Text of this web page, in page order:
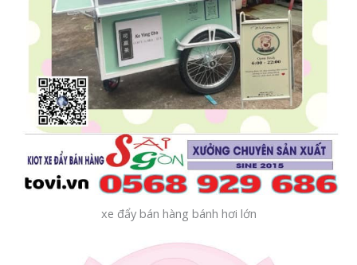
xe đẩy bán hàng bánh hơi lớn